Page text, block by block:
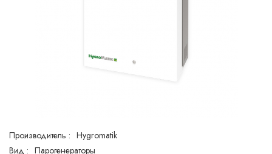
Производитель : Hygromatik
Вид : Парогенераторы